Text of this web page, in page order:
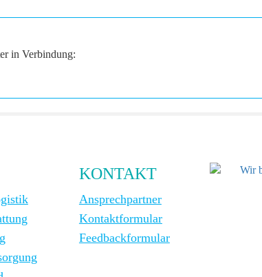
in Verbindung:
KONTAKT
Ansprechpartner
Kontaktformular
Feedbackformular